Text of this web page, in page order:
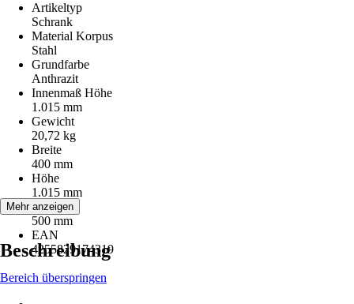
Artikeltyp
Schrank
Material Korpus
Stahl
Grundfarbe
Anthrazit
Innenmaß Höhe
1.015 mm
Gewicht
20,72 kg
Breite
400 mm
Höhe
1.015 mm
Tiefe
500 mm
EAN
4255829174319
Mehr anzeigen
Beschreibung
Bereich überspringen